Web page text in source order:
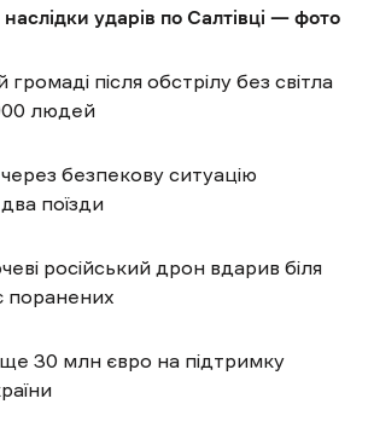
ударів по Салтівці — фото
громаді після обстрілу без світла
людей
безпекову ситуацію
поїзди
російський дрон вдарив біля
поранених
30 млн євро на підтримку